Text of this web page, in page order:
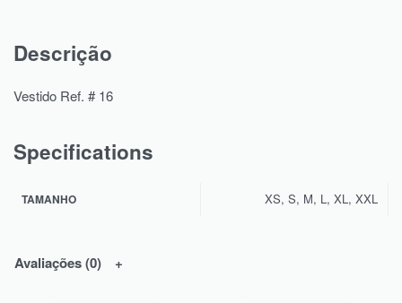
Descrição
Vestido Ref. # 16
Specifications
TAMANHO XS, S, M, L, XL, XXL
Avaliações (0)